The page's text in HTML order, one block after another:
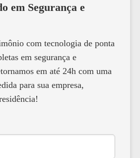
em Segurança e
com tecnologia de ponta
em segurança e
em até 24h com uma
para sua empresa,